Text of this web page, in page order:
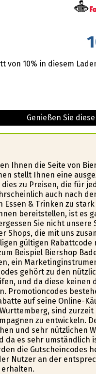
von 10% in diesem
Genießen Sie
Ihnen die Seite von
stellt Ihnen eine
zu Preisen, die für
auch nach
Essen & Trinken zu
bereitstellen, ist es
Sie nicht
Shops, die mit uns
gültigen
Beispiel Biershop
ein
gehört zu den
und da diese
Promotioncodes
auf seine Online-
sind
zu entwickeln.
und sehr nützlichen
da es sehr umständlich
die Gutscheincodes
Nutzer an der